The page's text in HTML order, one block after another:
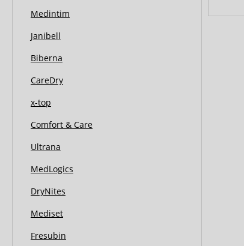
Medintim
Janibell
Biberna
CareDry
x-top
Comfort & Care
Ultrana
MedLogics
DryNites
Mediset
Fresubin